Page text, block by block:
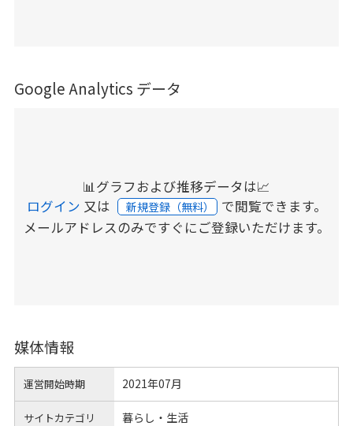
Google Analytics データ
📊グラフおよび推移データは📈
ログイン 又は 新規登録（無料） で閲覧できます。
メールアドレスのみですぐにご登録いただけます。
媒体情報
運営開始時期 2021年07月
サイトカテゴリ 暮らし・生活